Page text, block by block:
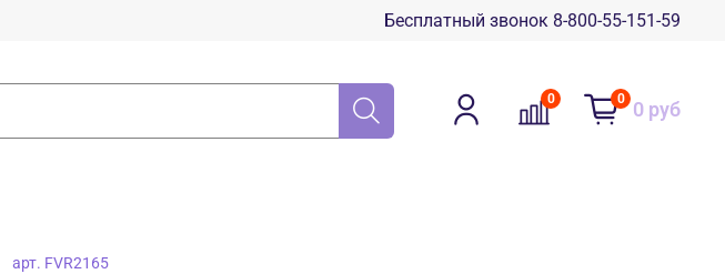
Бесплатный звонок 8-800-55-151-59
0 0 0 руб
арт. FVR2165